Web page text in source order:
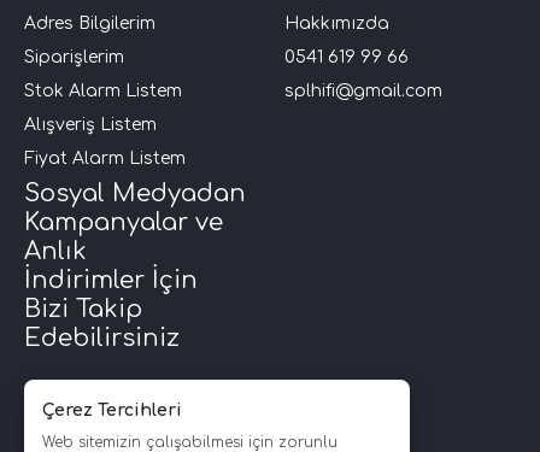
Adres Bilgilerim
Siparişlerim
Stok Alarm Listem
Alışveriş Listem
Fiyat Alarm Listem
Hakkımızda
0541 619 99 66
splhifi@gmail.com
Sosyal Medyadan
Kampanyalar ve
Anlık
İndirimler İçin
Bizi Takip
Edebilirsiniz
Çerez Tercihleri
Web sitemizin çalışabilmesi için zorunlu